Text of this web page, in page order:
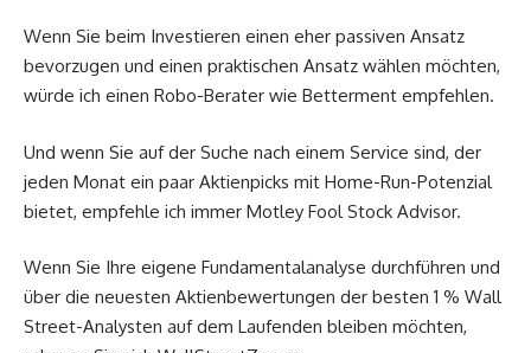
Wenn Sie beim Investieren einen eher passiven Ansatz
bevorzugen und einen praktischen Ansatz wählen möchten,
würde ich einen Robo-Berater wie Betterment empfehlen.
Und wenn Sie auf der Suche nach einem Service sind, der
jeden Monat ein paar Aktienpicks mit Home-Run-Potenzial
bietet, empfehle ich immer Motley Fool Stock Advisor.
Wenn Sie Ihre eigene Fundamentalanalyse durchführen und
über die neuesten Aktienbewertungen der besten 1 % Wall
Street-Analysten auf dem Laufenden bleiben möchten,